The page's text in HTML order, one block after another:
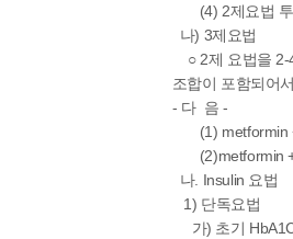
(4) 2제요법 투
나) 3제요법
○ 2제 요법을 2-
조합이 포함되어
- 다 음 -
(1) metformin +
(2)metformin +
나. Insulin 요법
1) 단독요법
가) 초기 HbA1C